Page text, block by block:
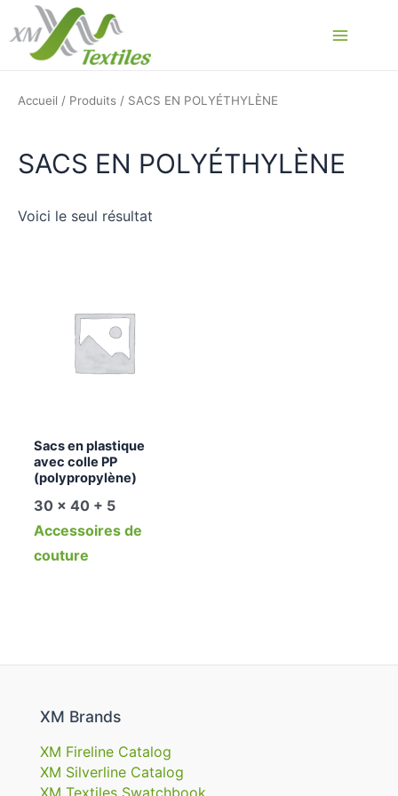
contenu
Accueil / Produits / SACS EN POLYÉTHYLÈNE
SACS EN POLYÉTHYLÈNE
Voici le seul résultat
Sacs en plastique
avec colle PP
(polypropylène)
30 x 40 + 5
Accessoires de
couture
XM Brands
XM Fireline Catalog
XM Silverline Catalog
XM Textiles Swatchbook